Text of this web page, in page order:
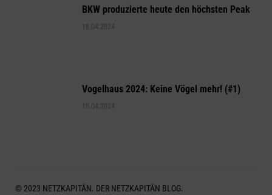
BKW produzierte heute den höchsten Peak
18.04.2024
Vogelhaus 2024: Keine Vögel mehr! (#1)
10.04.2024
© 2023 NETZKAPITÄN. DER NETZKAPITÄN BLOG.